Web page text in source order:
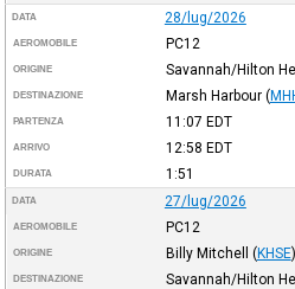
DATA 28/lug/2026
AEROMOBILE PC12
ORIGINE Savannah/Hilton
DESTINAZIONE Marsh Harbour (
PARTENZA 11:07 EDT
ARRIVO 12:58 EDT
DURATA 1:51
DATA 27/lug/2026
AEROMOBILE PC12
ORIGINE Billy Mitchell (KHSE)
DESTINAZIONE Savannah/Hilton